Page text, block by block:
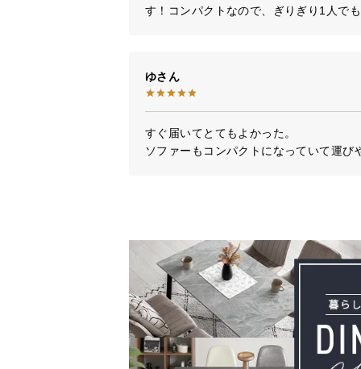
す！コンパクトなので、ぎりぎり1人で
ゆ
すぐ届いてとてもよかった。
ソファーもコンパクトになっていて運び